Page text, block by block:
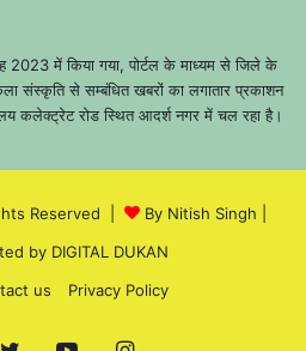
2023 में किया गया, पोर्टल के माध्यम से जिले के
संस्कृति से सम्बंधित खबरों का लगातार प्रकाशन
कलेक्ट्रेट रोड स्थित आदर्श नगर में चल रहा है।
Reserved | By Nitish Singh
by DIGITAL DUKAN
us Privacy Policy